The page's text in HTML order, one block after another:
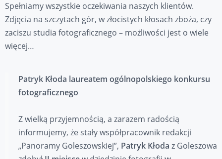
Spełniamy wszystkie oczekiwania naszych klientów.
Zdjęcia na szczytach gór, w złocistych kłosach zboża, czy
zaciszu studia fotograficznego – możliwości jest o wiele
więcej…
Patryk Kłoda laureatem ogólnopolskiego konkursu
fotograficznego
Z wielką przyjemnością, a zarazem radością
informujemy, że stały współpracownik redakcji
„Panoramy Goleszowskiej”, Patryk Kłoda z Goleszowa